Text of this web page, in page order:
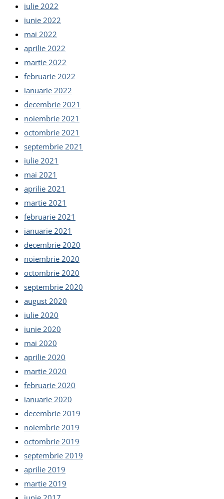
iulie 2022
iunie 2022
mai 2022
aprilie 2022
martie 2022
februarie 2022
ianuarie 2022
decembrie 2021
noiembrie 2021
octombrie 2021
septembrie 2021
iulie 2021
mai 2021
aprilie 2021
martie 2021
februarie 2021
ianuarie 2021
decembrie 2020
noiembrie 2020
octombrie 2020
septembrie 2020
august 2020
iulie 2020
iunie 2020
mai 2020
aprilie 2020
martie 2020
februarie 2020
ianuarie 2020
decembrie 2019
noiembrie 2019
octombrie 2019
septembrie 2019
aprilie 2019
martie 2019